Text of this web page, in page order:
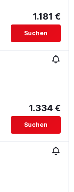
1.181 €
Suchen
1.334 €
Suchen